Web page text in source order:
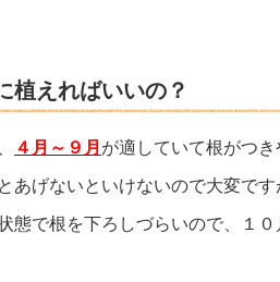
植えればいいの？
４月～９月 が適していて根がつき
あげないといけないので大変です
態で根を下ろしづらいので、１０